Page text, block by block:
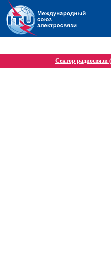
Сектор